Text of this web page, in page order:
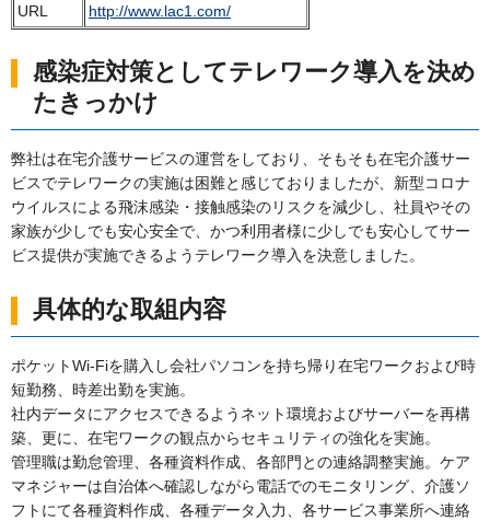
URL
http://www.lac1.com/
感染症対策としてテレワーク導入を決め
たきっかけ
弊社は在宅介護サービスの運営をしており、そもそも在宅介護サー
ビスでテレワークの実施は困難と感じておりましたが、新型コロナ
ウイルスによる飛沫感染・接触感染のリスクを減少し、社員やその
家族が少しでも安心安全で、かつ利用者様に少しでも安心してサー
ビス提供が実施できるようテレワーク導入を決意しました。
具体的な取組内容
ポケットWi-Fiを購入し会社パソコンを持ち帰り在宅ワークおよび時
短勤務、時差出勤を実施。
社内データにアクセスできるようネット環境およびサーバーを再構
築、更に、在宅ワークの観点からセキュリティの強化を実施。
管理職は勤怠管理、各種資料作成、各部門との連絡調整実施。ケア
マネジャーは自治体へ確認しながら電話でのモニタリング、介護ソ
フトにて各種資料作成、各種データ入力、各サービス事業所へ連絡